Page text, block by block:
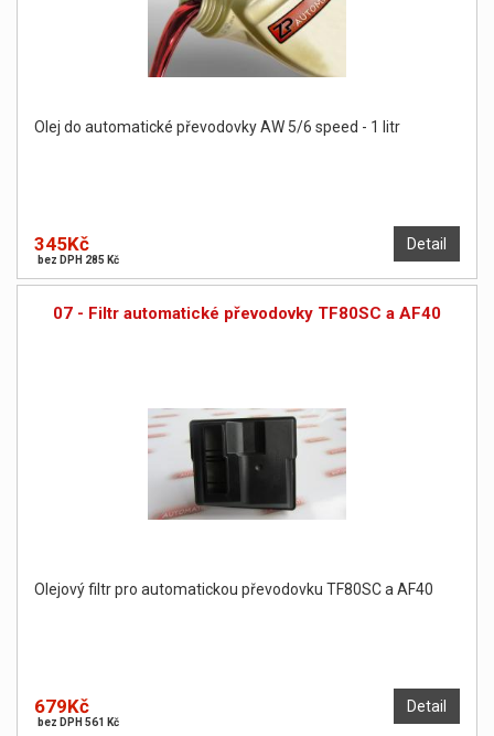
Olej do automatické převodovky AW 5/6 speed - 1 litr
Detail
345Kč
bez DPH 285 Kč
07 - Filtr automatické převodovky TF80SC a AF40
Olejový filtr pro automatickou převodovku TF80SC a AF40
Detail
679Kč
bez DPH 561 Kč